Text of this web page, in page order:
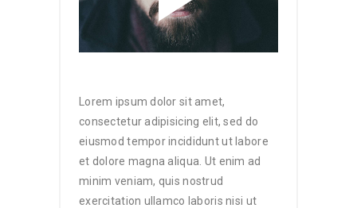
Lorem ipsum dolor sit amet,
consectetur adipisicing elit, sed do
eiusmod tempor incididunt ut labore
et dolore magna aliqua. Ut enim ad
minim veniam, quis nostrud
exercitation ullamco laboris nisi ut